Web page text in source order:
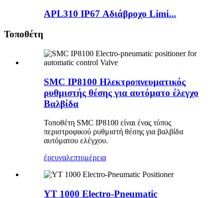
APL310 IP67 Αδιάβροχο Limi...
Τοποθέτη
SMC IP8100 Ηλεκτροπνευματικός
ρυθμιστής θέσης για αυτόματο έλεγχο
Βαλβίδα
Τοποθέτη SMC IP8100 είναι ένας τύπος
περιστροφικού ρυθμιστή θέσης για βαλβίδα
αυτόματου ελέγχου.
έρευναλεπτομέρεια
YT 1000 Electro-Pneumatic